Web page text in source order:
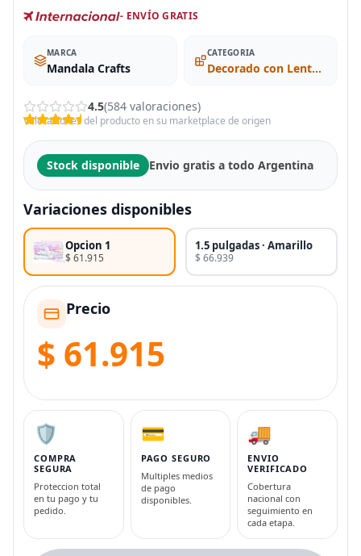
- ENVÍO GRATIS
MARCA
Mandala Crafts
CATEGORIA
Decorado con Lentejuela
4.5(584 valoraciones)
Valoraciones del producto en su marketplace de origen
Stock disponible Envio gratis a todo Argentina
Variaciones disponibles
Opcion 1
$ 61.915
1.5 pulgadas · Amarillo
$ 66.939
Precio
$ 61.915
🛡️
COMPRA
SEGURA
Proteccion total
en tu pago y tu
pedido.
💳
PAGO SEGURO
Multiples medios
de pago
disponibles.
🚚
ENVIO
VERIFICADO
Cobertura
nacional con
seguimiento en
cada etapa.